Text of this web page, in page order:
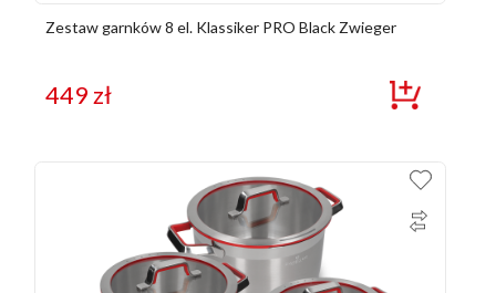
Zestaw garnków 8 el. Klassiker PRO Black Zwieger
449zł